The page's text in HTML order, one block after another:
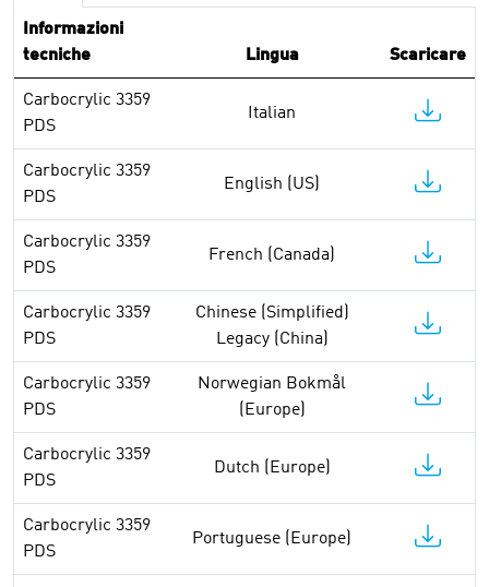
Informazioni
tecniche
Lingua Scaricare
Carbocrylic 3359
PDS
Italian
Carbocrylic 3359
PDS
English (US)
Carbocrylic 3359
PDS
French (Canada)
Carbocrylic 3359
PDS
Chinese (Simplified)
Legacy (China)
Carbocrylic 3359
PDS
Norwegian Bokmål
(Europe)
Carbocrylic 3359
PDS
Dutch (Europe)
Carbocrylic 3359
PDS
Portuguese (Europe)